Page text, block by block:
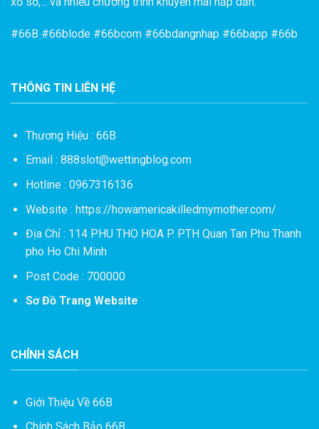
#66B #66blode #66bcom #66bdangnhap #66bapp #66b
THÔNG TIN LIÊN HỆ
Thương Hiệu : 66B
Email : 888slot@wettingblog.com
Hotline : 0967316136
Website : https://howamericakilledmymother.com/
Địa Chỉ : 114 PHU THO HOA P. PTH Quan Tan Phu Thanh
pho Ho Chi Minh
Post Code : 700000
Sơ Đồ Trang Website
CHÍNH SÁCH
Giới Thiệu Về 66B